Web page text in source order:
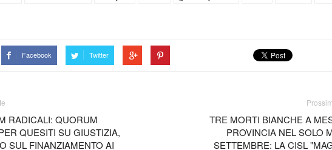
Facebook Twitter
RADICALI: QUORUM
QUESITI SU GIUSTIZIA,
SUL FINANZIAMENTO AI
TRE MORTI BIANCHE A
PROVINCIA NEL SOLO
SETTEMBRE: LA CISL